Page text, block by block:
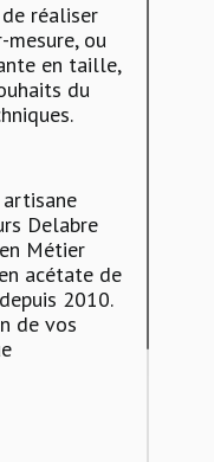
réaliser
ou
en taille,
du
artisane
Delabre
Métier
acétate de
2010.
de vos